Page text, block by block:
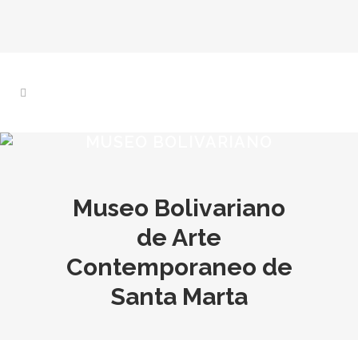
Museo Bolivariano
de Arte
Contemporaneo de
Santa Marta